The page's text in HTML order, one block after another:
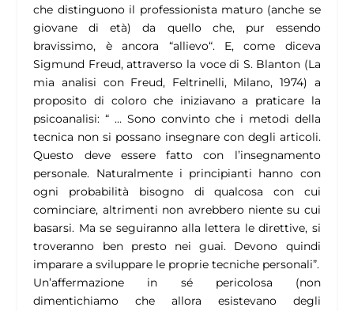
che distinguono il professionista maturo (anche se
giovane di età) da quello che, pur essendo
bravissimo, è ancora “allievo“. E, come diceva
Sigmund Freud, attraverso la voce di S. Blanton (La
mia analisi con Freud, Feltrinelli, Milano, 1974) a
proposito di coloro che iniziavano a praticare la
psicoanalisi: “ … Sono convinto che i metodi della
tecnica non si possano insegnare con degli articoli.
Questo deve essere fatto con l’insegnamento
personale. Naturalmente i principianti hanno con
ogni probabilità bisogno di qualcosa con cui
cominciare, altrimenti non avrebbero niente su cui
basarsi. Ma se seguiranno alla lettera le direttive, si
troveranno ben presto nei guai. Devono quindi
imparare a sviluppare le proprie tecniche personali”.
Un’affermazione in sé pericolosa (non
dimentichiamo che allora esistevano degli